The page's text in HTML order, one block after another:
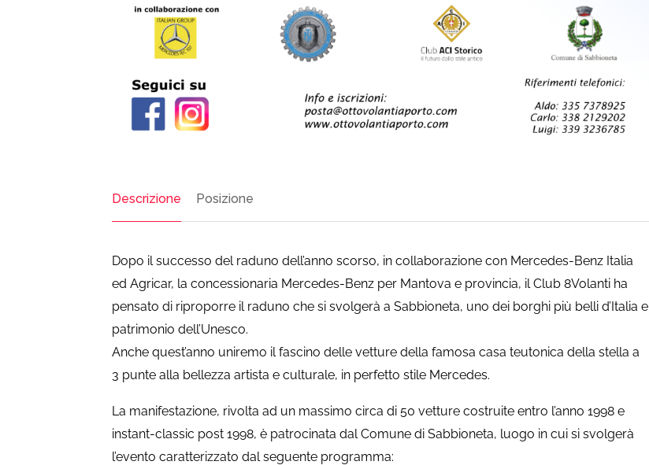
Descrizione Posizione
Dopo il successo del raduno dell’anno scorso, in collaborazione con Mercedes-Benz Italia
ed Agricar, la concessionaria Mercedes-Benz per Mantova e provincia, il Club 8Volanti ha
pensato di riproporre il raduno che si svolgerà a Sabbioneta, uno dei borghi più belli d’Italia e
patrimonio dell’Unesco.
Anche quest’anno uniremo il fascino delle vetture della famosa casa teutonica della stella a
3 punte alla bellezza artista e culturale, in perfetto stile Mercedes.
La manifestazione, rivolta ad un massimo circa di 50 vetture costruite entro l’anno 1998 e
instant-classic post 1998, è patrocinata dal Comune di Sabbioneta, luogo in cui si svolgerà
l’evento caratterizzato dal seguente programma: